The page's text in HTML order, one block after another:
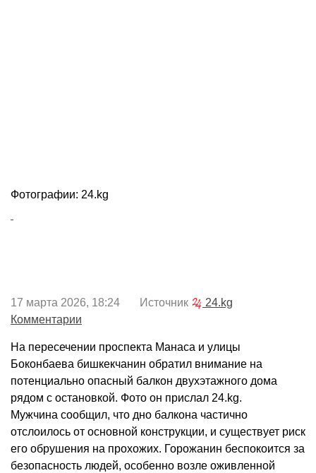
Фотографии: 24.kg
17 марта 2026, 18:24 Источник
24.kg
Комментарии
На пересечении проспекта Манаса и улицы
Боконбаева бишкекчанин обратил внимание на
потенциально опасный балкон двухэтажного дома
рядом с остановкой. Фото он прислал 24.kg.
Мужчина сообщил, что дно балкона частично
отслоилось от основной конструкции, и существует риск
его обрушения на прохожих. Горожанин беспокоится за
безопасность людей, особенно возле оживленной